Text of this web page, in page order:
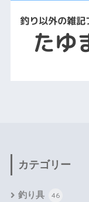
カテゴリー
釣り具 46